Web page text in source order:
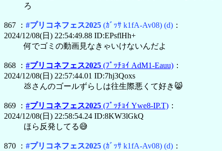
ろ
867 ： #プリコネフェス2025 (ｶﾞｯｻ k1fA-Av08) (d) ：
2024/12/08(日) 22:54:49.88 ID:EPsflHh+
何でゴミの動画見なきゃいけないんだよ
868 ： #プリコネフェス2025 (ﾌﾟｯﾁｮｲ AdM1-Eauu) ：
2024/12/08(日) 22:57:44.01 ID:7hj3Qoxs
💩さんのゴールずらしは往生際悪くて好き😸
869 ： #プリコネフェス2025 (ﾌﾟｯﾁｮｲ Ywe8-IP.T) ：
2024/12/08(日) 22:58:54.24 ID:8KW3lGkQ
ほら反発してる😅
870 ： #プリコネフェス2025 (ｶﾞｯｻ k1fA-Av08) (d) ：